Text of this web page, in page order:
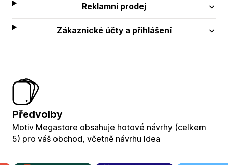
Reklamní prodej
Zákaznické účty a přihlášení
Předvolby
Motiv Megastore obsahuje hotové návrhy (celkem
5) pro váš obchod, včetně návrhu Idea